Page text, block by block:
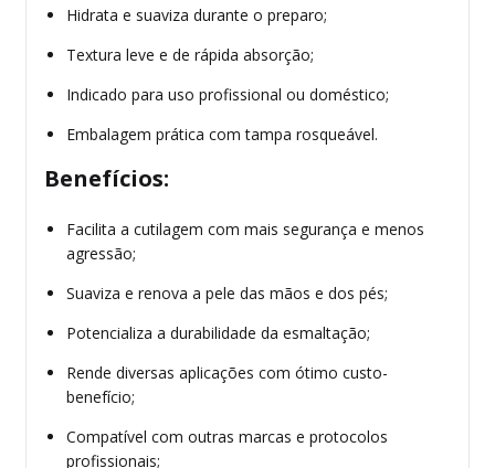
Hidrata e suaviza durante o preparo;
Textura leve e de rápida absorção;
Indicado para uso profissional ou doméstico;
Embalagem prática com tampa rosqueável.
Benefícios:
Facilita a cutilagem com mais segurança e menos
agressão;
Suaviza e renova a pele das mãos e dos pés;
Potencializa a durabilidade da esmaltação;
Rende diversas aplicações com ótimo custo-
benefício;
Compatível com outras marcas e protocolos
profissionais;